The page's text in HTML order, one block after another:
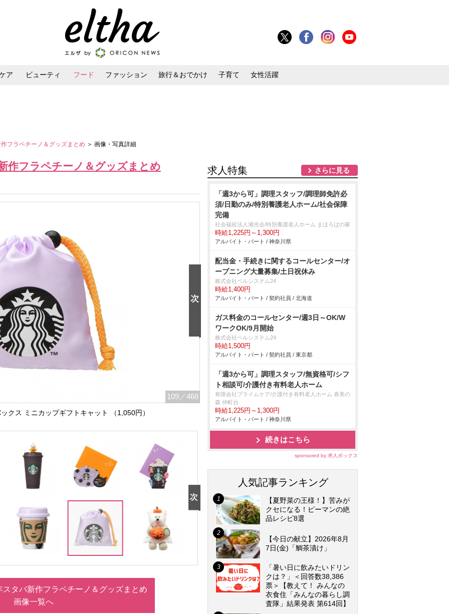
ア ビューティ フード ファッション 旅行＆おでかけ 子育て 女性活躍
フラペチーノ＆グッズまとめ ＞ 画像・写真詳細
作フラペチーノ＆グッズまとめ
109 ／468
クス ミニカップギフトキャット （1,050円）
タバ新作フラペチーノ＆グッズまとめ
画像一覧へ
求人特集 さらに見る
「週3から可」調理スタッフ/調理師免許必
須/日勤のみ/特別養護老人ホーム/社会保障
完備
社会福祉法人湘光会/特別養護老人ホーム まほろばの家
時給1,225円～1,300円
アルバイト・パート / 神奈川県
配当金・手続きに関するコールセンター/オ
ープニング大量募集/土日祝休み
株式会社ベルシステム24
時給1,400円
アルバイト・パート / 契約社員 / 北海道
ガス料金のコールセンター/週3日～OK/W
ワークOK/9月開始
株式会社ベルシステム24
時給1,500円
アルバイト・パート / 契約社員 / 東京都
「週3から可」調理スタッフ/無資格可/シフ
ト相談可/介護付き有料老人ホーム
有限会社プライムケア/介護付き有料老人ホーム 喜美の
森 仲町台
時給1,225円～1,300円
アルバイト・パート / 神奈川県
続きはこちら
sponsored by 求人ボックス
人気記事ランキング
【夏野菜の王様！】苦みが
クセになる！ピーマンの絶
品レシピ8選
【今日の献立】2026年8月
7日(金)「鯛茶漬け」
「暑い日に飲みたいドリン
クは？」＜回答数38,386
票＞【教えて！ みんなの
衣食住「みんなの暮らし調
査隊」結果発表 第614回】